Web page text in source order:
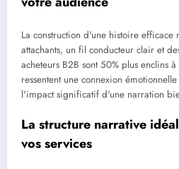
La construction d'une histoire efficace
attachants, un fil conducteur clair et
acheteurs B2B sont 50% plus enclins
ressentent une connexion
l'impact significatif d'une narration
La structure narrative
vos services